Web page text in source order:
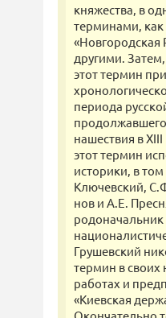
княжества, в
терминами, как
«Новгородская
другими.
этот термин
периода
нашествия в
этот термин
историки, в
Ключевский,
нов и А.Е.
родоначальник
Грушевский
термин в своих
работах и
«Киевская